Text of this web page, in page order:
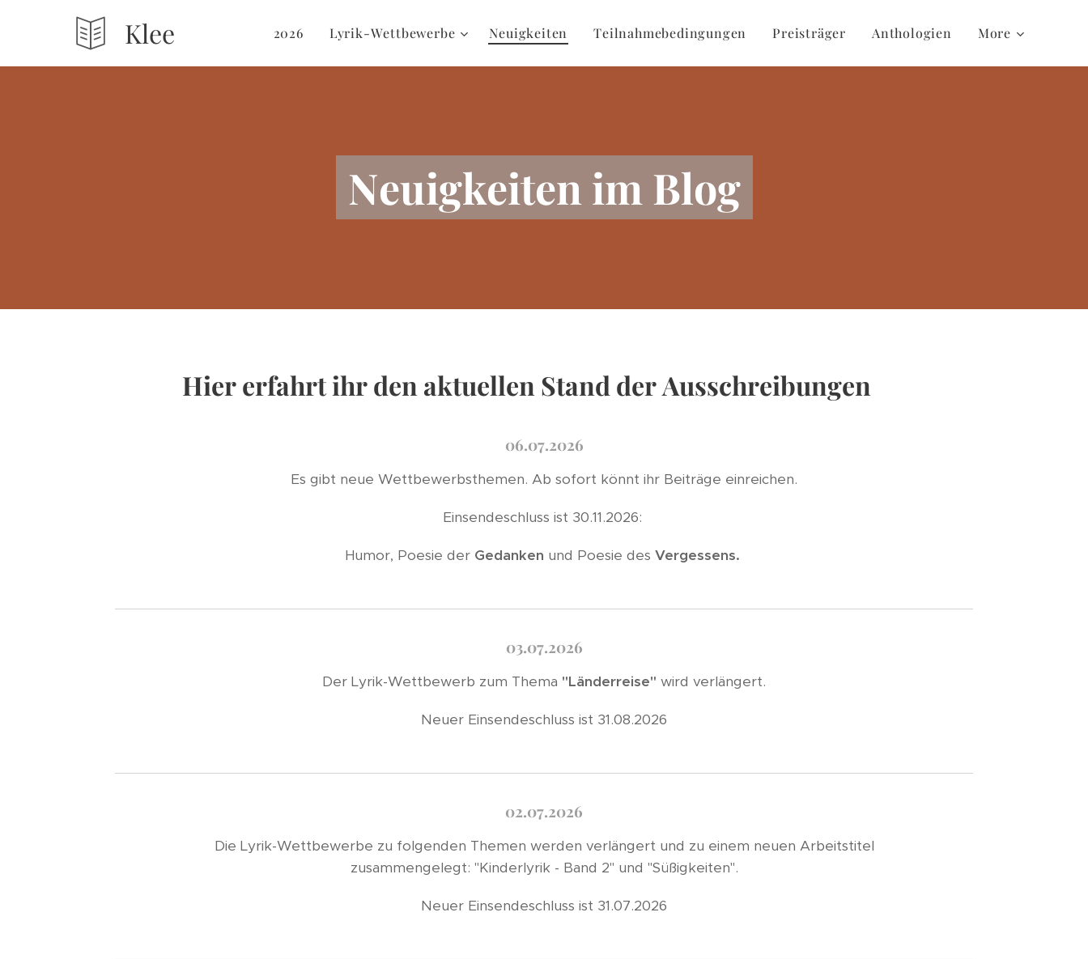
Klee 2026 Lyrik-Wettbewerbe Neuigkeiten Teilnahmebedingungen Preisträger Anthologien More
Neuigkeiten im Blog
Hier erfahrt ihr den aktuellen Stand der Ausschreibungen
06.07.2026
Es gibt neue Wettbewerbsthemen. Ab sofort könnt ihr Beiträge einreichen.
Einsendeschluss ist 30.11.2026:
Humor, Poesie der Gedanken und Poesie des Vergessens.
03.07.2026
Der Lyrik-Wettbewerb zum Thema "Länderreise" wird verlängert.
Neuer Einsendeschluss ist 31.08.2026
02.07.2026
Die Lyrik-Wettbewerbe zu folgenden Themen werden verlängert und zu einem neuen Arbeitstitel
zusammengelegt: "Kinderlyrik - Band 2" und "Süßigkeiten".
Neuer Einsendeschluss ist 31.07.2026